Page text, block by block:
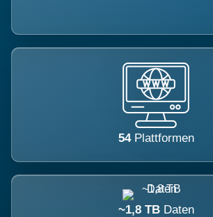
54 Plattformen
~1,8 TB Daten